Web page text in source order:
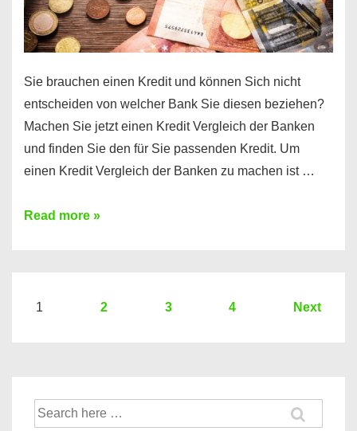
Sie brauchen einen Kredit und können Sich nicht
entscheiden von welcher Bank Sie diesen beziehen?
Machen Sie jetzt einen Kredit Vergleich der Banken
und finden Sie den für Sie passenden Kredit. Um
einen Kredit Vergleich der Banken zu machen ist …
Sie
Hier
Banken
Read more »
Seitennummerierung
1 2 3 4 Next
Suche
nach: